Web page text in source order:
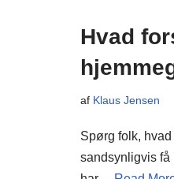
Hvad
af Klaus Jensen
Spørg folk,
sandsynligvis få